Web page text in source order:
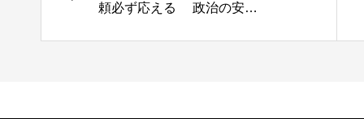
頼必ず応える 政治の安…